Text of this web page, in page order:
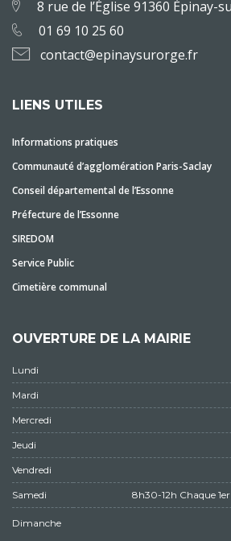
8 rue de l’Église 91360 Épinay-
01 69 10 25 60
contact@epinaysurorge.fr
LIENS UTILES
Informations pratiques
Communauté d’agglomération Paris-Saclay
Conseil départemental de l’Essonne
Préfecture de l’Essonne
SIREDOM
Service Public
Cimetière communal
OUVERTURE DE LA MAIRIE
Lundi
Mardi
Mercredi
Jeudi
Vendredi
Samedi 8h30-12h Chaque
Dimanche